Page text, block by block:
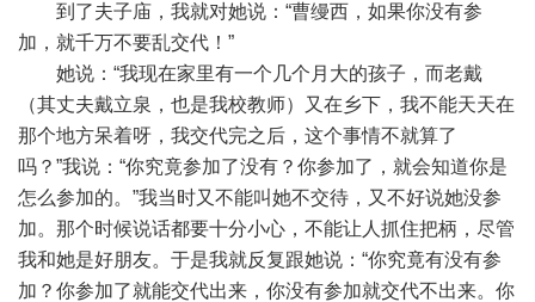
到了夫子庙，我就对她说：“曹缦西，如果你没有参
加，就千万不要乱交代！”
她说：“我现在家里有一个几个月大的孩子，而老戴
（其丈夫戴立泉，也是我校教师）又在乡下，我不能天天在
那个地方呆着呀，我交代完之后，这个事情不就算了
吗？”我说：“你究竟参加了没有？你参加了，就会知道你是
怎么参加的。”我当时又不能叫她不交待，又不好说她没参
加。那个时候说话都要十分小心，不能让人抓住把柄，尽管
我和她是好朋友。于是我就反复跟她说：“你究竟有没有参
加？你参加了就能交代出来，你没有参加就交代不出来。你